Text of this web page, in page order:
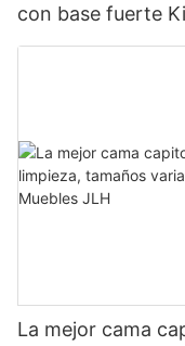
con base fuerte
La mejor cama